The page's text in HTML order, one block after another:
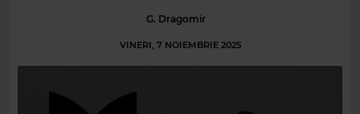
G. Dragomir
VINERI, 7 NOIEMBRIE 2025